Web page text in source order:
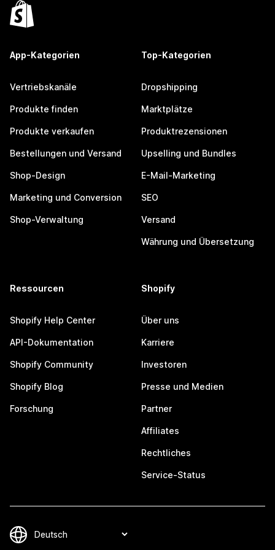
App-Kategorien
Vertriebskanäle
Produkte finden
Produkte verkaufen
Bestellungen und Versand
Shop-Design
Marketing und Conversion
Shop-Verwaltung
Top-Kategorien
Dropshipping
Marktplätze
Produktrezensionen
Upselling und Bundles
E-Mail-Marketing
SEO
Versand
Währung und Übersetzung
Ressourcen
Shopify Help Center
API-Dokumentation
Shopify Community
Shopify Blog
Forschung
Shopify
Über uns
Karriere
Investoren
Presse und Medien
Partner
Affiliates
Rechtliches
Service-Status